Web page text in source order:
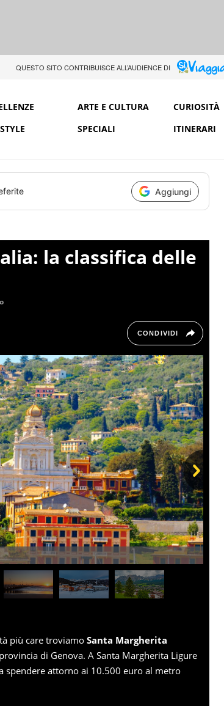
QUESTO SITO CONTRIBUISCE ALL’AUDIENCE DI
ARTE E CULTURA CURIOSITÀ
SPECIALI ITINERARI
Aggiungi
la classifica delle
CONDIVIDI
Next
più care troviamo Santa Margherita
di Genova. A Santa Margherita Ligure
spendere attorno ai 10.500 euro al metro